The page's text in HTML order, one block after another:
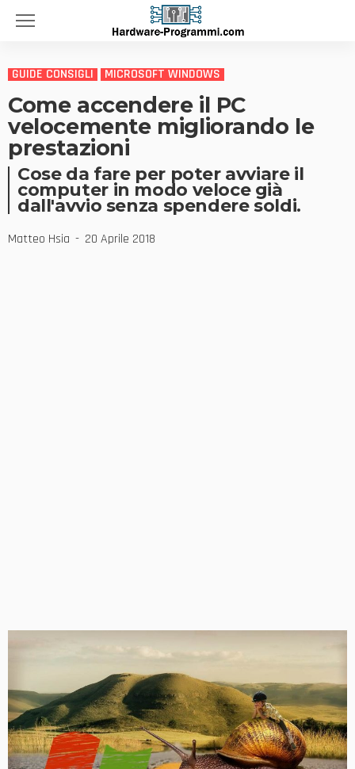
GUIDE CONSIGLI MICROSOFT WINDOWS
Come accendere il PC
velocemente migliorando le
prestazioni
Cose da fare per poter avviare il
computer in modo veloce già
dall'avvio senza spendere soldi.
Matteo Hsia 20 Aprile 2018